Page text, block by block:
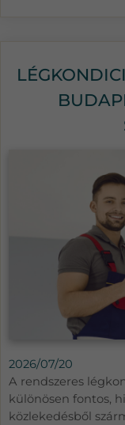
2026/07/20
A rendszeres
különösen fontos,
közlekedésből